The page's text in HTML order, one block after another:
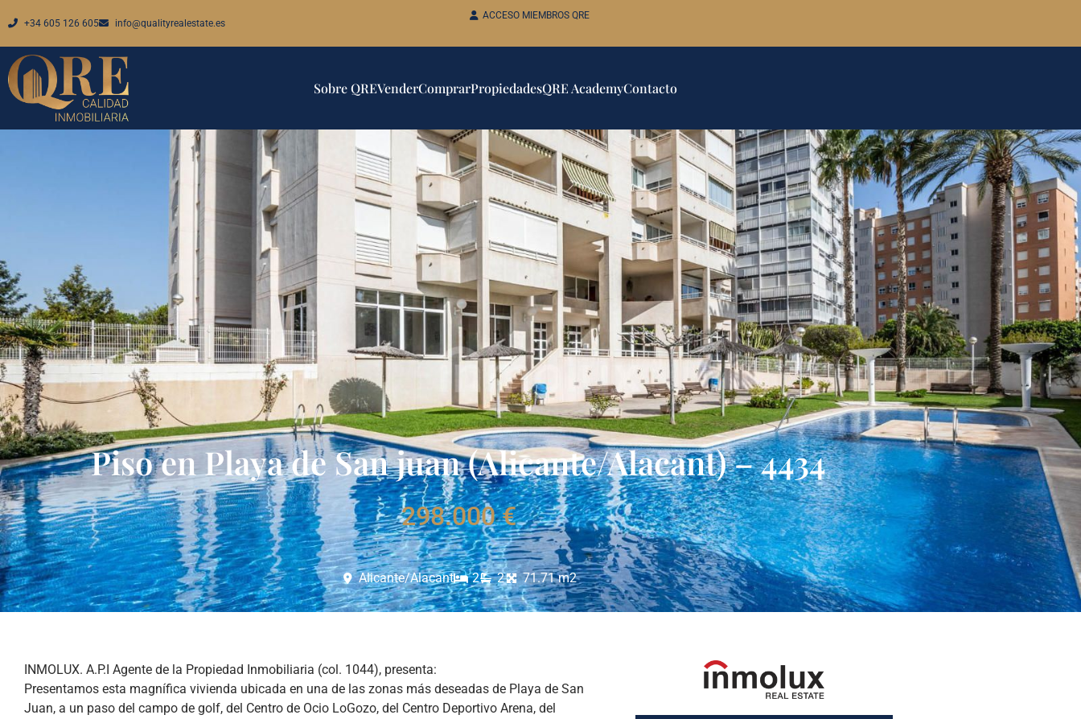
+34 605 126 605 info@qualityrealestate.es
ACCESO MIEMBROS QRE
Sobre QREVenderComprarPropiedadesQRE AcademyContacto
Piso en Playa de San juan (Alicante/Alacant) – 4434
298.000 €
Alicante/Alacant 2 2 71.71 m2
INMOLUX. A.P.I Agente de la Propiedad Inmobiliaria (col. 1044), presenta:
Presentamos esta magnífica vivienda ubicada en una de las zonas más deseadas de Playa de San
Juan, a un paso del campo de golf, del Centro de Ocio LoGozo, del Centro Deportivo Arena, del